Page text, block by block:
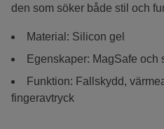
den som söker både stil och
Material: Silicon gel
Egenskaper: MagSafe och
Funktion: Fallskydd,
fingeravtryck